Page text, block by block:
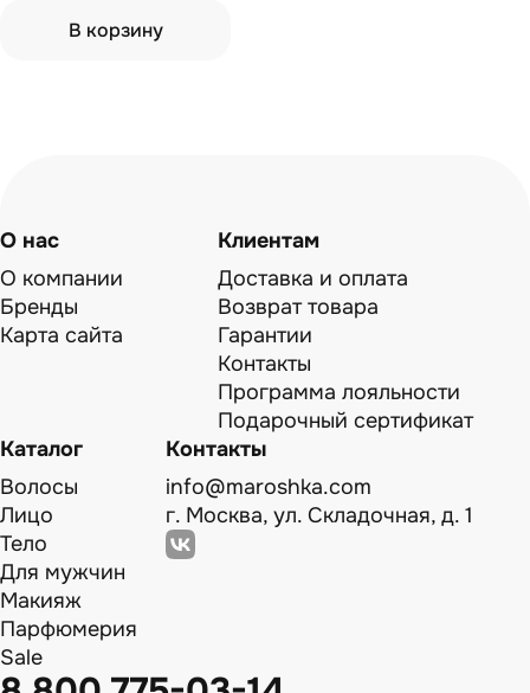
В корзину
О нас
О компании
Бренды
Карта сайта
Клиентам
Доставка и оплата
Возврат товара
Гарантии
Контакты
Программа лояльности
Подарочный сертификат
Каталог
Волосы
Лицо
Тело
Для мужчин
Макияж
Парфюмерия
Sale
Контакты
info@maroshka.com
г. Москва, ул. Складочная, д. 1